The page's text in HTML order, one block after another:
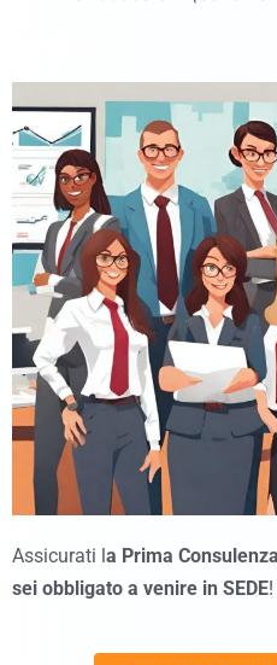
Assicurati la Prima
sei obbligato a venire in SEDE!